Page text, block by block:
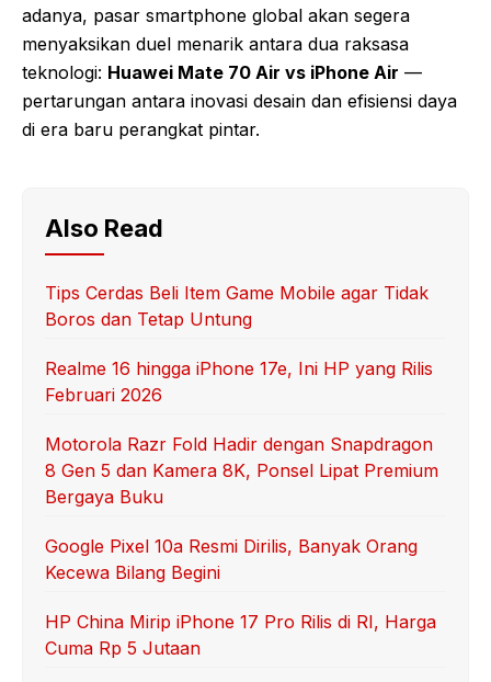
adanya, pasar smartphone global akan segera
menyaksikan duel menarik antara dua raksasa
teknologi: Huawei Mate 70 Air vs iPhone Air —
pertarungan antara inovasi desain dan efisiensi daya
di era baru perangkat pintar.
Also Read
Tips Cerdas Beli Item Game Mobile agar Tidak
Boros dan Tetap Untung
Realme 16 hingga iPhone 17e, Ini HP yang Rilis
Februari 2026
Motorola Razr Fold Hadir dengan Snapdragon
8 Gen 5 dan Kamera 8K, Ponsel Lipat Premium
Bergaya Buku
Google Pixel 10a Resmi Dirilis, Banyak Orang
Kecewa Bilang Begini
HP China Mirip iPhone 17 Pro Rilis di RI, Harga
Cuma Rp 5 Jutaan